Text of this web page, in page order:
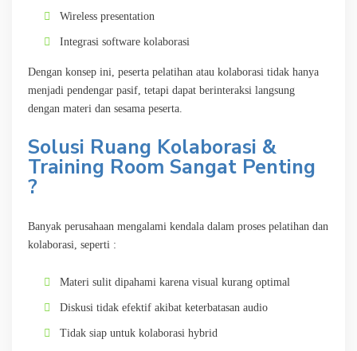
Wireless presentation
Integrasi software kolaborasi
Dengan konsep ini, peserta pelatihan atau kolaborasi tidak hanya
menjadi pendengar pasif, tetapi dapat berinteraksi langsung
dengan materi dan sesama peserta.
Solusi Ruang Kolaborasi &
Training Room Sangat Penting
?
Banyak perusahaan mengalami kendala dalam proses pelatihan dan
kolaborasi, seperti :
Materi sulit dipahami karena visual kurang optimal
Diskusi tidak efektif akibat keterbatasan audio
Tidak siap untuk kolaborasi hybrid